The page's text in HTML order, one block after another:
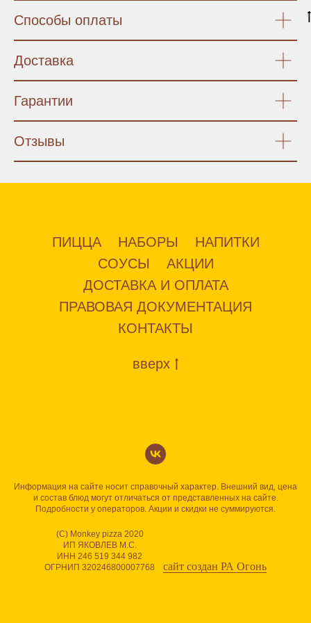
Способы оплаты
Доставка
Гарантии
Отзывы
ПИЦЦА НАБОРЫ
НАПИТКИ
СОУСЫ
АКЦИИ
ДОСТАВКА И ОПЛАТА
ПРАВОВАЯ ДОКУМЕНТАЦИЯ
КОНТАКТЫ
вверх
Информация на сайте носит справочный характер. Внешний вид, цена
и состав блюд могут отличаться от представленных на сайте.
Подробности у операторов. Акции и скидки не суммируются.
(С) Monkey pizza 2020
ИП ЯКОВЛЕВ М.С.
ИНН 246 519 344 982
ОГРНИП 320246800007768
сайт создан РА Огонь